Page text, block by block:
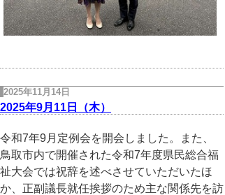
2025年11月14日
2025年9月11日（木）
令和7年9月定例会を開会しました。また、
鳥取市内で開催された令和7年度県民総合福
祉大会では祝辞を述べさせていただいたほ
か、正副議長就任挨拶のため主な関係先を訪